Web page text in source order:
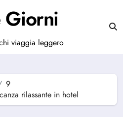
Giorni
viaggia leggero
9
rilassante in hotel